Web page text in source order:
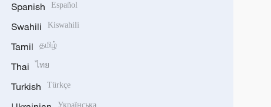
Spanish Español
Swahili Kiswahili
Tamil தமிழ்
Thai ไทย
Turkish Türkçe
Українська